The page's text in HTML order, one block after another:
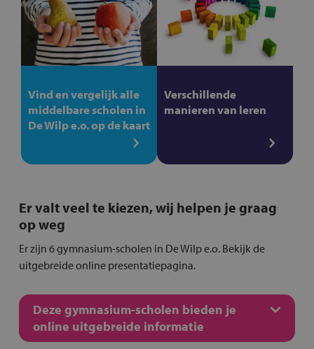
Vind en vergelijk alle
middelbare scholen in
De Wilp e.o. op de kaart
Verschillende
manieren van leren
Er valt veel te kiezen, wij helpen je graag
op weg
Er zijn 6 gymnasium-scholen in De Wilp e.o. Bekijk de
uitgebreide online presentatiepagina.
Deze gymnasium-scholen bieden je
online uitgebreide informatie